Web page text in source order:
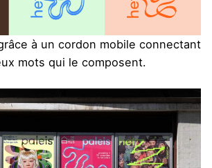
à un cordon mobile connectant
mots qui le composent.